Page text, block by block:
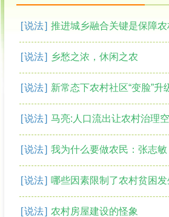
[说法] 推进城乡融合关键是保障
[说法] 乡愁之浓，休闲之农
[说法] 新常态下农村社区“变脸”升
[说法] 马亮:人口流出让农村治理
[说法] 我为什么要做农民：张志敏
[说法] 哪些因素限制了农村贫困
[说法] 农村房屋建设的怪象